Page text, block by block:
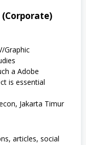
(Corporate)
Graphic
a Adobe
is essential
Jakarta Timur
articles, social